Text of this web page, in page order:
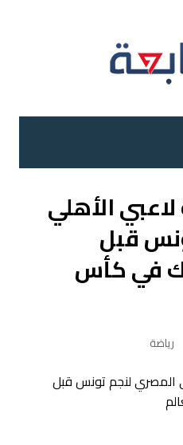
الأهلي
قبل
في كأس
رياضة